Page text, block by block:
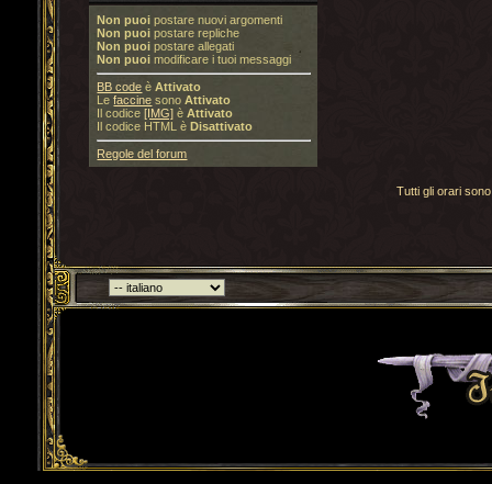
Non puoi postare nuovi argomenti
Non puoi postare repliche
Non puoi postare allegati
Non puoi modificare i tuoi messaggi
BB code èAttivato
Lefaccine sonoAttivato
Il codice[IMG] èAttivato
Il codice HTML èDisattivato
Regole del forum
Tutti gli orari
Torna indietro